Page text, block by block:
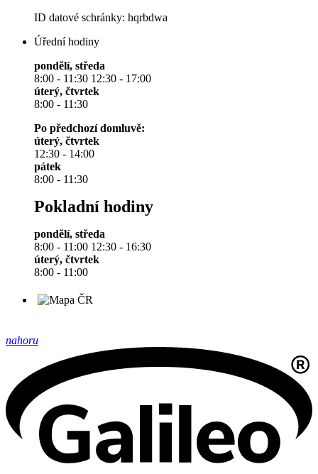
ID datové schránky: hqrbdwa
Úřední hodiny
pondělí, středa
8:00 - 11:30 12:30 - 17:00
úterý, čtvrtek
8:00 - 11:30
Po předchozí domluvě:
úterý, čtvrtek
12:30 - 14:00
pátek
8:00 - 11:30
Pokladní hodiny
pondělí, středa
8:00 - 11:00 12:30 - 16:30
úterý, čtvrtek
8:00 - 11:00
nahoru